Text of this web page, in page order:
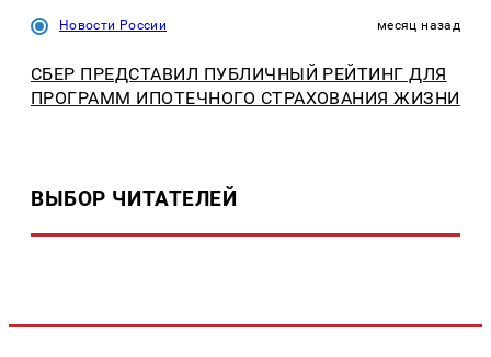
Новости России месяц назад
СБЕР ПРЕДСТАВИЛ ПУБЛИЧНЫЙ РЕЙТИНГ ДЛЯ
ПРОГРАММ ИПОТЕЧНОГО СТРАХОВАНИЯ ЖИЗНИ
ВЫБОР ЧИТАТЕЛЕЙ